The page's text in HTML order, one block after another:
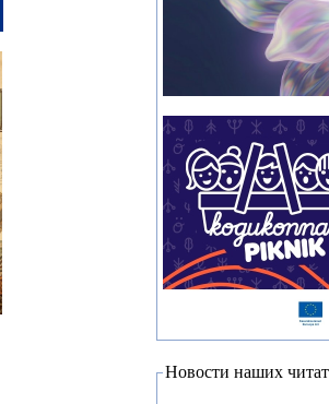
Новости наших